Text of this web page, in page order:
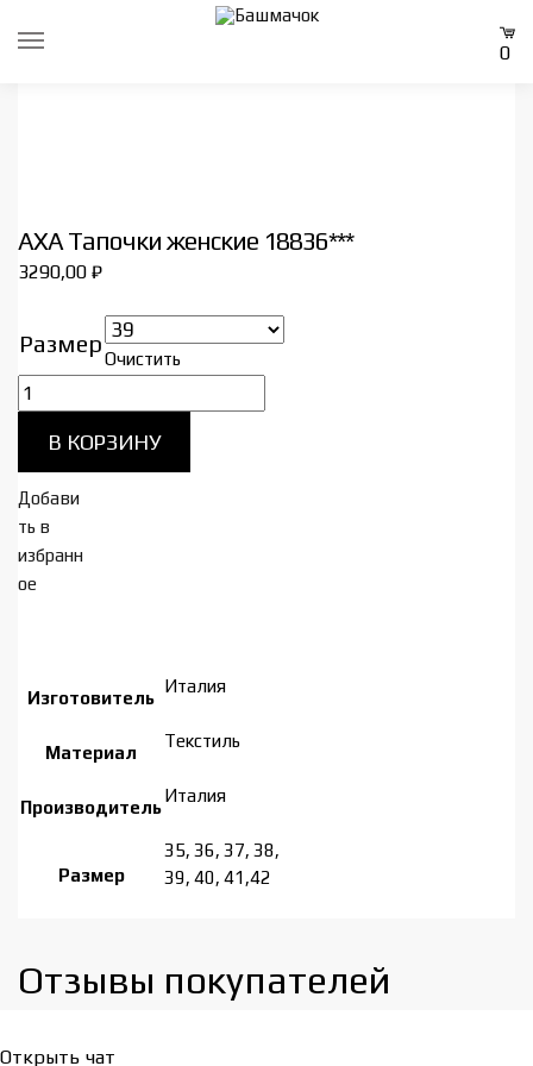
0
AXA Тапочки женские 18836***
3290,00 ₽
Размер
Очистить
Количество
товара
Тапочки
женские
18836***
В КОРЗИНУ
Добави
ть в
избранн
ое
Изготовитель
Италия
Материал
Tекстиль
Производитель
Италия
Размер
35, 36, 37, 38,
39, 40, 41,42
Отзывы покупателей​
Открыть чат